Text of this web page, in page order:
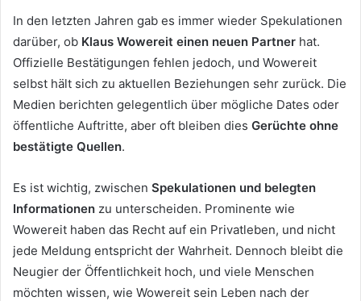
In den letzten Jahren gab es immer wieder Spekulationen
darüber, ob Klaus Wowereit einen neuen Partner hat.
Offizielle Bestätigungen fehlen jedoch, und Wowereit
selbst hält sich zu aktuellen Beziehungen sehr zurück. Die
Medien berichten gelegentlich über mögliche Dates oder
öffentliche Auftritte, aber oft bleiben dies Gerüchte ohne
bestätigte Quellen.
Es ist wichtig, zwischen Spekulationen und belegten
Informationen zu unterscheiden. Prominente wie
Wowereit haben das Recht auf ein Privatleben, und nicht
jede Meldung entspricht der Wahrheit. Dennoch bleibt die
Neugier der Öffentlichkeit hoch, und viele Menschen
möchten wissen, wie Wowereit sein Leben nach der